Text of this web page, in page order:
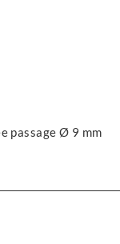
passage Ø 9 mm